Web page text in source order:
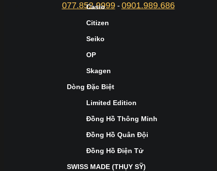
077.852.9999- 0901.989.686
Casio
Citizen
Seiko
OP
Skagen
Dòng Đặc Biệt
Limited Edition
Đồng Hồ Thông Minh
Đồng Hồ Quân Đội
Đồng Hồ Điện Tử
SWISS MADE (THỤY SỸ)